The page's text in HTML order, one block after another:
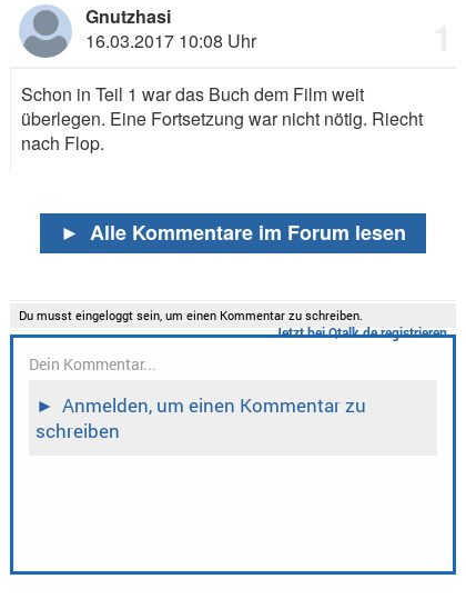
Gnutzhasi
16.03.2017 10:08 Uhr
Schon in Teil 1 war das Buch dem Film weit
überlegen. Eine Fortsetzung war nicht nötig. Riecht
nach Flop.
► Alle Kommentare im Forum lesen